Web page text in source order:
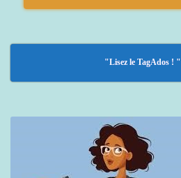
"Lisez le TagAdos ! "